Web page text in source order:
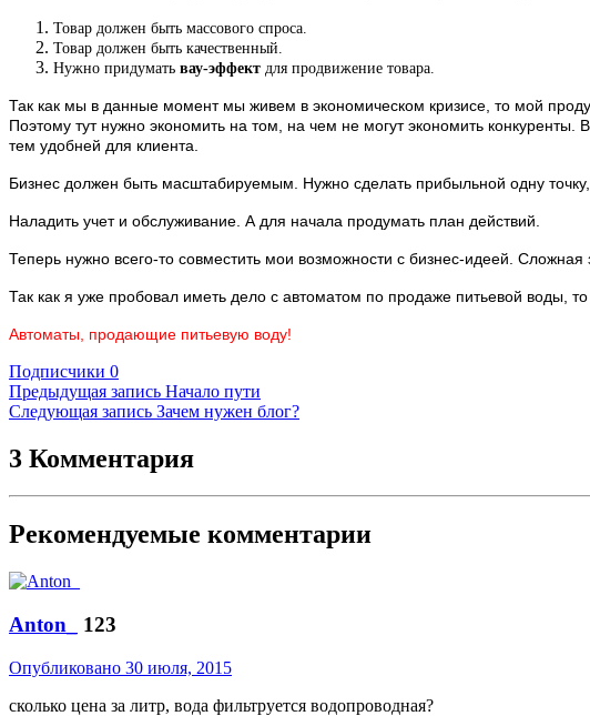
Товар должен быть массового спроса.
Товар должен быть качественный.
Нужно придумать вау-эффект для продвижение товара.
Так как мы в данные момент мы живем в экономическом кризисе, то мой
Поэтому тут нужно экономить на том, на чем не могут экономить
тем удобней для клиента.
Бизнес должен быть масштабируемым. Нужно сделать прибыльной одну точку,
Наладить учет и обслуживание. А для начала продумать план действий.
Теперь нужно всего-то совместить мои возможности с бизнес-идеей.
Так как я уже пробовал иметь дело с автоматом по продаже питьевой воды,
Автоматы, продающие питьевую воду!
Подписчики 0
Предыдущая запись Начало пути
Следующая запись Зачем нужен блог?
3 Комментария
Рекомендуемые комментарии
Anton_ 123
Опубликовано 30 июля, 2015
сколько цена за литр, вода фильтруется водопроводная?